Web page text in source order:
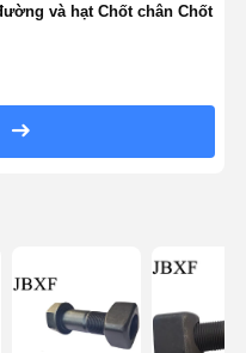
và hạt Chốt chân Chốt